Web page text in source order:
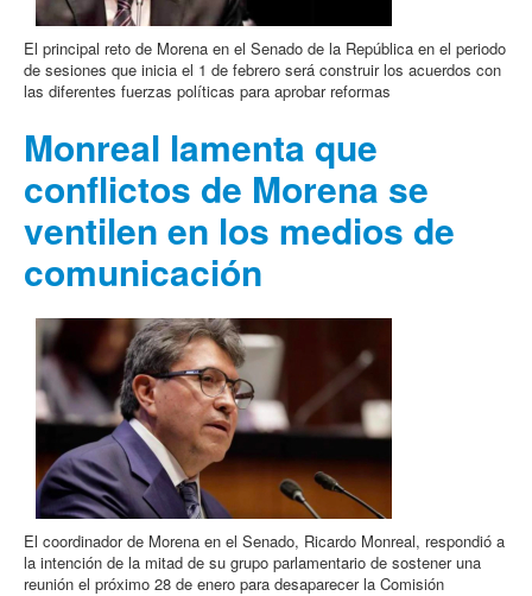
El principal reto de Morena en el Senado de la República en el periodo
de sesiones que inicia el 1 de febrero será construir los acuerdos con
las diferentes fuerzas políticas para aprobar reformas
Monreal lamenta que
conflictos de Morena se
ventilen en los medios de
comunicación
El coordinador de Morena en el Senado, Ricardo Monreal, respondió a
la intención de la mitad de su grupo parlamentario de sostener una
reunión el próximo 28 de enero para desaparecer la Comisión